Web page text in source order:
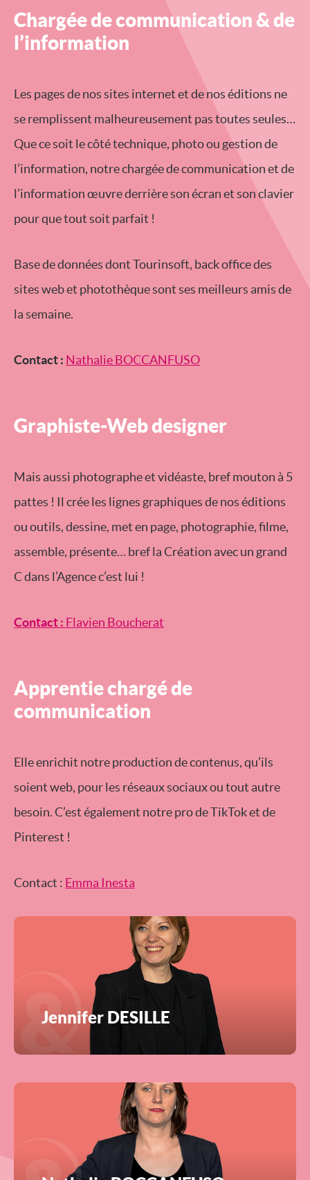
Chargée de communication & de
l’information
Les pages de nos sites internet et de nos éditions ne
se remplissent malheureusement pas toutes seules…
Que ce soit le côté technique, photo ou gestion de
l’information, notre chargée de communication et de
l’information œuvre derrière son écran et son clavier
pour que tout soit parfait !
Base de données dont Tourinsoft, back office des
sites web et photothèque sont ses meilleurs amis de
la semaine.
Contact : Nathalie BOCCANFUSO
Graphiste-Web designer
Mais aussi photographe et vidéaste, bref mouton à 5
pattes ! Il crée les lignes graphiques de nos éditions
ou outils, dessine, met en page, photographie, filme,
assemble, présente… bref la Création avec un grand
C dans l’Agence c’est lui !
Contact : Flavien Boucherat
Apprentie chargé de
communication
Elle enrichit notre production de contenus, qu’ils
soient web, pour les réseaux sociaux ou tout autre
besoin. C’est également notre pro de TikTok et de
Pinterest !
Contact : Emma Inesta
Jennifer DESILLE